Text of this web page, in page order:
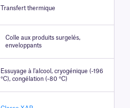
Transfert thermique
Colle aux produits surgelés,
enveloppants
Essuyage à l'alcool, cryogénique (-196
°C), congélation (-80 °C)